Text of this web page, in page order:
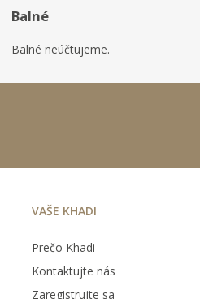
Balné
Balné neúčtujeme.
VAŠE KHADI
Prečo Khadi
Kontaktujte nás
Zaregistrujte sa